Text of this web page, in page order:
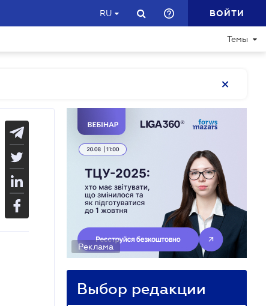
RU ВОЙТИ
Темы
Реклама
Выбор редакции